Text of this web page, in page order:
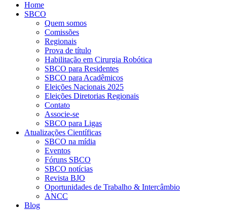
Home
SBCO
Quem somos
Comissões
Regionais
Prova de título
Habilitação em Cirurgia Robótica
SBCO para Residentes
SBCO para Acadêmicos
Eleições Nacionais 2025
Eleições Diretorias Regionais
Contato
Associe-se
SBCO para Ligas
Atualizações Científicas
SBCO na mídia
Eventos
Fóruns SBCO
SBCO notícias
Revista BJO
Oportunidades de Trabalho & Intercâmbio
ANCC
Blog